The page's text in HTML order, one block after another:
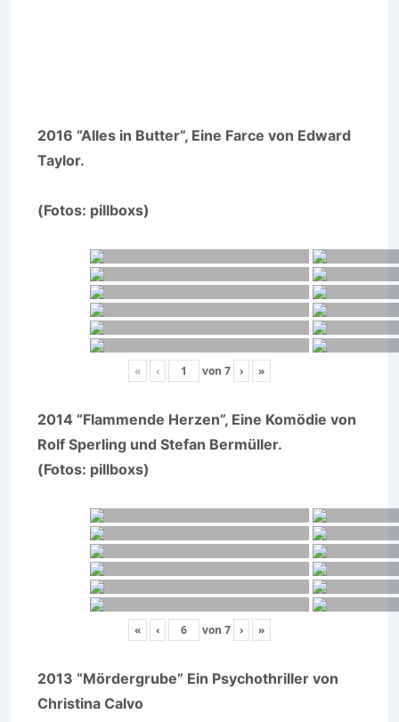
2016 “Alles in Butter”, Eine Farce von Edward
Taylor.
(Fotos: pillboxs)
« ‹ von 7 › »
2014 “Flammende Herzen”, Eine Komödie von
Rolf Sperling und Stefan Bermüller.
(Fotos: pillboxs)
« ‹ von 7 › »
2013 “Mördergrube” Ein Psychothriller von
Christina Calvo